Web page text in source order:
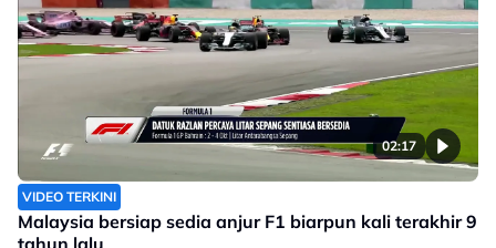
02:17
VIDEO TERKINI
Malaysia bersiap sedia anjur F1 biarpun kali terakhir 9
tahun lalu